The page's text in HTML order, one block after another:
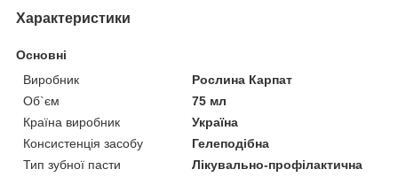
Характеристики
Основні
Виробник
Рослина Карпат
Об`єм
75 мл
Країна виробник
Україна
Консистенція засобу
Гелеподібна
Тип зубної пасти
Лікувально-профілактична